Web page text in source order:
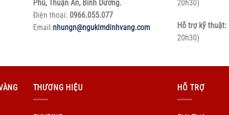
Phú, Thuận An, Bình Dương.
Điện thoại: 0966.055.077
Email:nhungn@ngukimdinhvang.com
20h30)
Hỗ trợ kỹ thuật:
20h30)
THƯƠNG HIỆU HÕ TRỢ